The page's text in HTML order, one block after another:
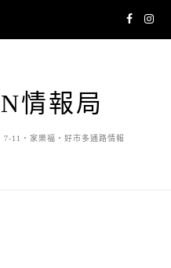
情報局
11・家樂福・好市多通路情報